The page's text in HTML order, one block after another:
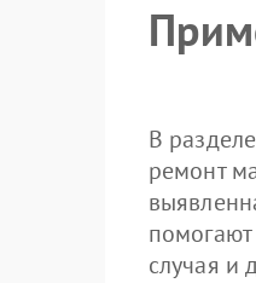
В
ремонт
случая и